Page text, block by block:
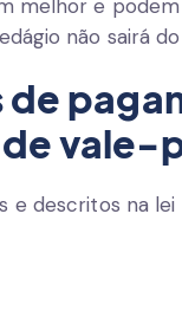
melhor e
não sairá
de
vale-
e descritos na